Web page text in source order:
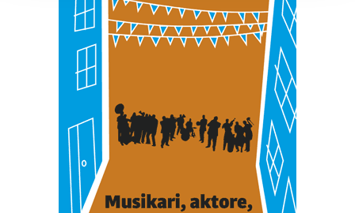
prozesatzen ditugu, zure IP zenbakia, besteak beste,
teknologia erabiliz, cookieak adibidez, iragarki eta eduki
pertsonalizatuak eskaintzeko, iragarkiak eta edukia
neurtzeko, jendeari buruzko informazioa biltzeko eta
produktuak garatzeko. Zure datuak nork eta zertarako
erabiltzen dituen hauta dezakezu.
Bazkide batzuek ez dizute baimenik eskatzen, eta beren
interes komertzial legitimoetan babesten dira. Ikusi gure
bazkideen zerrenda, beren ustez zein helburutarako
duten interes legitimoa eta horren aurka nola egin